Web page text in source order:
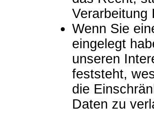
Verarbeitung
Wenn Sie
eingelegt
unseren
feststeht,
die
Daten zu